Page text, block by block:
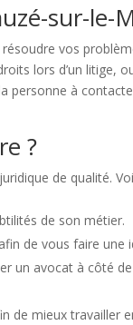
sur-le-
vos
lors d’un litige,
personne à
?
de qualité.
de son métier.
de vous faire une
un avocat à côté
de mieux travailler